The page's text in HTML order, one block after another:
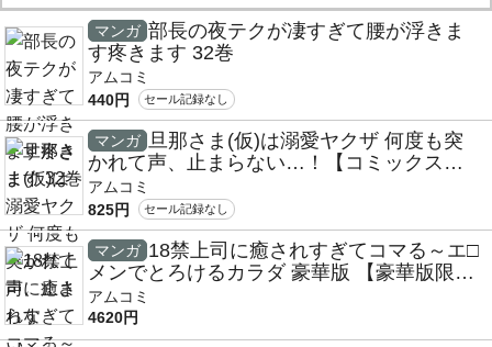
マンガ 部長の夜テクが凄すぎて腰が浮きま
す疼きます 32巻
アムコミ
440円
セール記録なし
マンガ
旦那さま(仮)は溺愛ヤクザ 何度も突
かれて声、止まらない…！【コミックス
版】【コミックス版限定特典付き】 8巻
アムコミ
825円
セール記録なし
マンガ 18禁上司に癒されすぎてコマる～エ□
メンでとろけるカラダ 豪華版 【豪華版限定
特典付き】5巻パック
アムコミ
4620円